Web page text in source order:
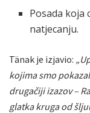
Posada koja
natjecanju.
Tänak je izjavio:
kojima smo
drugačiji izazov –
glatka kruga od